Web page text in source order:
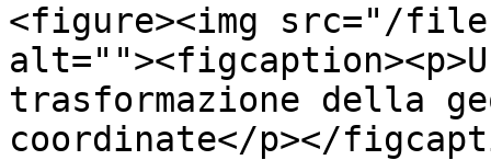
<figure><img src="/files/
trasformazione della
coordinate</p></